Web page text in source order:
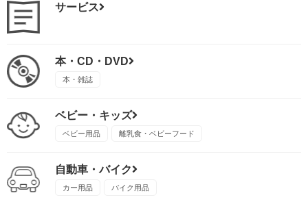
サービス
本・CD・DVD
本・雑誌
ベビー・キッズ
ベビー用品 離乳食・ベビーフード
自動車・バイク
カー用品 バイク用品